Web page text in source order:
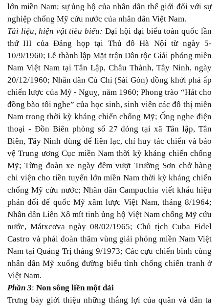
lớn miền Nam; sự ủng hộ của nhân dân thế giới đối với sự
nghiệp chống Mỹ cứu nước của nhân dân Việt Nam.
Tài liệu, hiện vật tiêu biểu: Đại hội đại biểu toàn quốc lần
thứ III của Đảng họp tại Thủ đô Hà Nội từ ngày 5-
10/9/1960; Lễ thành lập Mặt trận Dân tộc Giải phóng miền
Nam Việt Nam tại Tân Lập, Châu Thành, Tây Ninh, ngày
20/12/1960; Nhân dân Củ Chi (Sài Gòn) đồng khởi phá ấp
chiến lược của Mỹ - Nguỵ, năm 1960;Phong trào “Hát cho
đồng bào tôi nghe” của học sinh, sinh viên các đô thị miền
Nam trong thời kỳ kháng chiến chống Mỹ; Ống nghe điện
thoại - Đồn Biên phòng số 27 đóng tại xã Tân lập, Tân
Biên, Tây Ninh dùng để liên lạc, chỉ huy tác chiến và bảo
vệ Trung ương Cục miền Nam thời kỳ kháng chiến chống
Mỹ; Từng đoàn xe ngày đêm vượt Trường Sơn chở hàng
chi viện cho tiền tuyến lớn miền Nam thời kỳ kháng chiến
chống Mỹ cứu nước; Nhân dân Campuchia viết khẩu hiệu
phản đối đế quốc Mỹ xâm lược Việt Nam, tháng 8/1964;
Nhân dân Liên Xô mít tinh ủng hộ Việt Nam chống Mỹ cứu
nước, Mátxcơva ngày 08/02/1965; Chủ tịch Cuba Fidel
Castro và phái đoàn thăm vùng giải phóng miền Nam Việt
Nam tại Quảng Trị tháng 9/1973; Các cựu chiến binh cùng
nhân dân Mỹ xuống đường biểu tình chống chiến tranh ở
Việt Nam.
Phần 3: Non sông liền một dải
Trưng bày giới thiệu những thắng lợi của quân và dân ta